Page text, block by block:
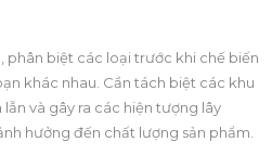
biệt các loại trước khi chế biến
khác nhau. Cần tách biệt các khu
và gây ra các hiện tượng lây
hưởng đến chất lượng sản phẩm.